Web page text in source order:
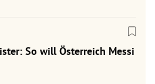
So will Österreich Messi